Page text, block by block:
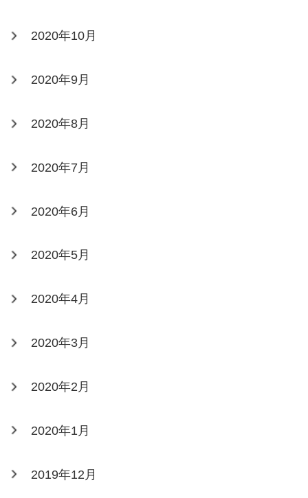
2020年10月
2020年9月
2020年8月
2020年7月
2020年6月
2020年5月
2020年4月
2020年3月
2020年2月
2020年1月
2019年12月